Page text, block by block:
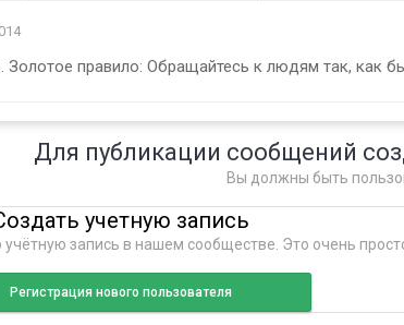
Золотое правило: Обращайтесь к людям так, как
Для публикации сообщений
Вы должны быть
учетную запись
учётную запись в нашем сообществе. Это очень
Регистрация нового пользователя